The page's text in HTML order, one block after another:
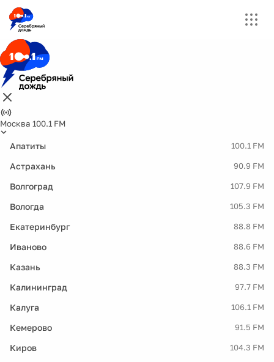
Москва 100.1 FM
Апатиты 100.1 FM
Астрахань 90.9 FM
Волгоград 107.9 FM
Вологда 105.3 FM
Екатеринбург 88.8 FM
Иваново 88.6 FM
Казань 88.3 FM
Калининград 97.7 FM
Калуга 106.1 FM
Кемерово 91.5 FM
Киров 104.3 FM